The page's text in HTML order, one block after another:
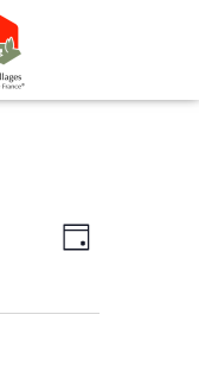
Navigation
par
de
Jour